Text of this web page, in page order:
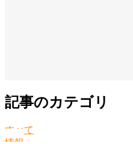
記事のカテゴリ
すべて